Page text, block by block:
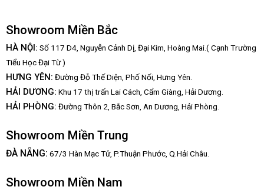
Showroom Miền Bắc
HÀ NỘI: Số 117 D4, Nguyễn Cảnh Dị, Đại Kim, Hoàng Mai.( Cạnh Trường
Tiểu Học Đại Từ )
HƯNG YÊN: Đường Đỗ Thế Diện, Phố Nối, Hưng Yên.
HẢI DƯƠNG: Khu 17 thị trấn Lai Cách, Cẩm Giàng, Hải Dương.
HẢI PHÒNG: Đường Thôn 2, Bắc Sơn, An Dương, Hải Phòng.
Showroom Miền Trung
ĐÀ NẴNG: 67/3 Hàn Mạc Tử, P.Thuận Phước, Q.Hải Châu.
Showroom Miền Nam